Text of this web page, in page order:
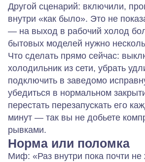
Другой сценарий: включили,
внутри «как было». Это не
— на выход в рабочий холод
бытовых моделей нужно
Что сделать прямо сейчас:
холодильник из сети, убрать
подключить в заведомо
убедиться в нормальном
перестать перезапускать его
минут — так вы не добьете
рывками.
Норма или поломка
Миф: «Раз внутри пока почти не